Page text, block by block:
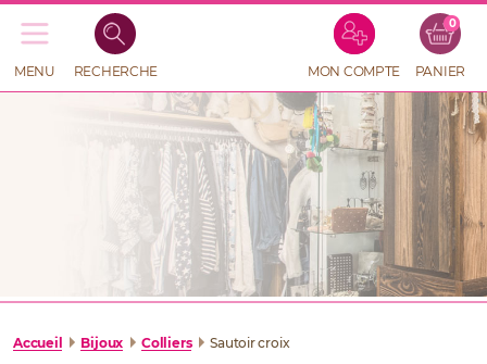
Recherche
de
MENU RECHERCHE MON COMPTE PANIER
0
RECHERCHE
DE
PRODUITS
Accueil Bijoux Colliers Sautoir croix